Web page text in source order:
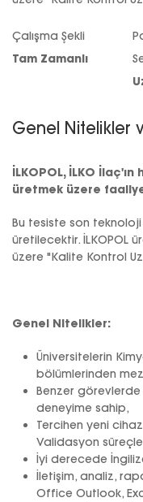
Çalışma Şekli
Tam Zamanlı
Genel Nitelikler
İLKOPOL, İLKO
üretmek üzere
Bu tesiste son
üretilecektir. İLKOPOL
üzere "Kalite Kontrol
Genel Nitelikler:
Üniversitelerin
bölümlerinden
Benzer görevlerde
deneyime sahip,
Tercihen yeni
Validasyon
İyi derecede
İletişim, analiz,
Office Outlook,